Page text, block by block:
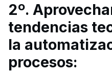
2º.
tendencias
la
procesos: